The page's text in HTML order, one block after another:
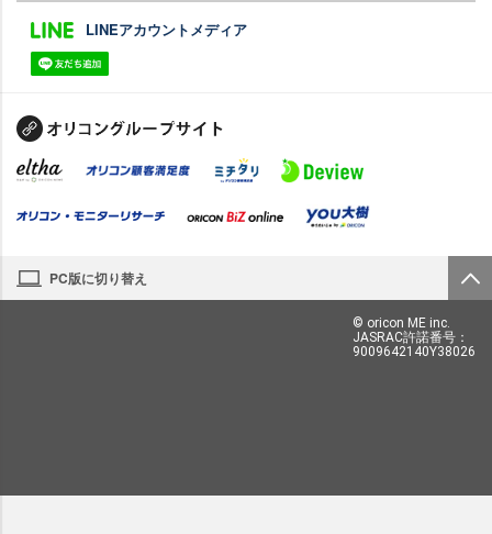
LINEアカウントメディア
PC版に切り替え
© oricon ME inc.
JASRAC許諾番号：
9009642140Y38026